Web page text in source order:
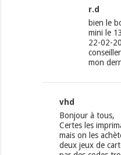
r.d
bien le
mini le
22-02-
mon
vhd
Bonjour à tous,
Certes les
mais on les
deux jeux de